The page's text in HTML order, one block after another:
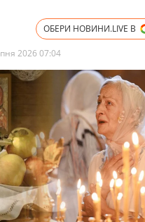
ОБЕРИ НОВИНИ.LIVE В
2026 07:04